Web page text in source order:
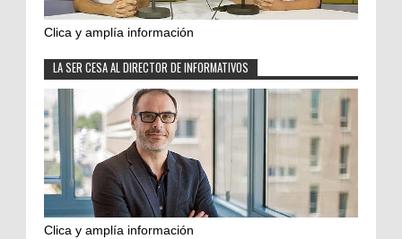
Clica y amplía información
LA SER CESA AL DIRECTOR DE INFORMATIVOS
Clica y amplía información